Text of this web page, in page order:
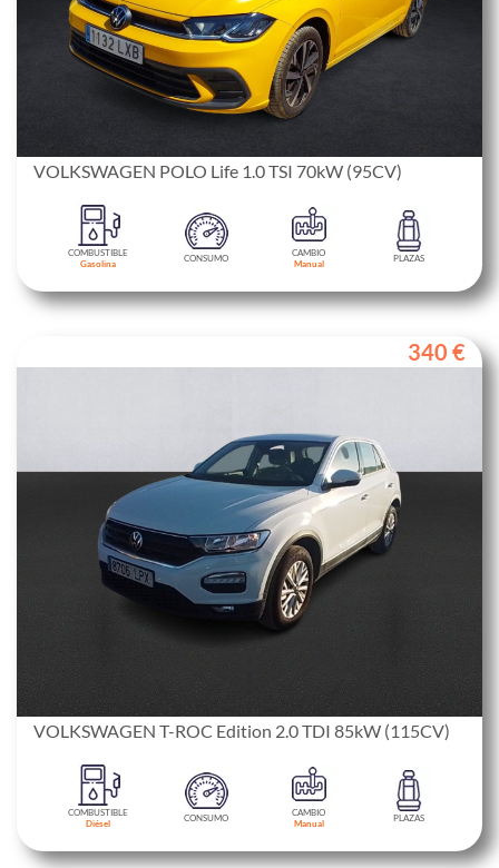
VOLKSWAGEN POLO Life 1.0 TSI 70kW (95CV)
COMBUSTIBLE
Gasolina
CONSUMO
CAMBIO
Manual
PLAZAS
340 €
VOLKSWAGEN T-ROC Edition 2.0 TDI 85kW (115CV)
COMBUSTIBLE
Diésel
CONSUMO
CAMBIO
Manual
PLAZAS